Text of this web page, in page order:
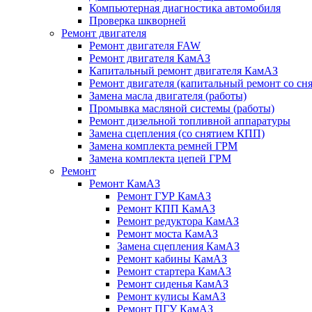
Компьютерная диагностика автомобиля
Проверка шкворней
Ремонт двигателя
Ремонт двигателя FAW
Ремонт двигателя КамАЗ
Капитальный ремонт двигателя КамАЗ
Ремонт двигателя (капитальный ремонт со
Замена масла двигателя (работы)
Промывка масляной системы (работы)
Ремонт дизельной топливной аппаратуры
Замена сцепления (со снятием КПП)
Замена комплекта ремней ГРМ
Замена комплекта цепей ГРМ
Ремонт
Ремонт КамАЗ
Ремонт ГУР КамАЗ
Ремонт КПП КамАЗ
Ремонт редуктора КамАЗ
Ремонт моста КамАЗ
Замена сцепления КамАЗ
Ремонт кабины КамАЗ
Ремонт стартера КамАЗ
Ремонт сиденья КамАЗ
Ремонт кулисы КамАЗ
Ремонт ПГУ КамАЗ